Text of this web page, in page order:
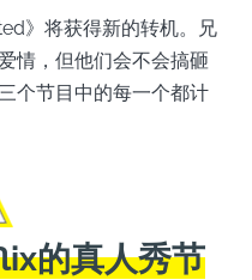
》将获得新的转机。兄
情，但他们会不会搞砸
个节目中的每一个都计
的真人秀节